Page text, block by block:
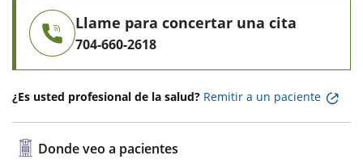
Llame para concertar una cita
704-660-2618
¿Es usted profesional de la salud? Remitir a un paciente
Donde veo a pacientes